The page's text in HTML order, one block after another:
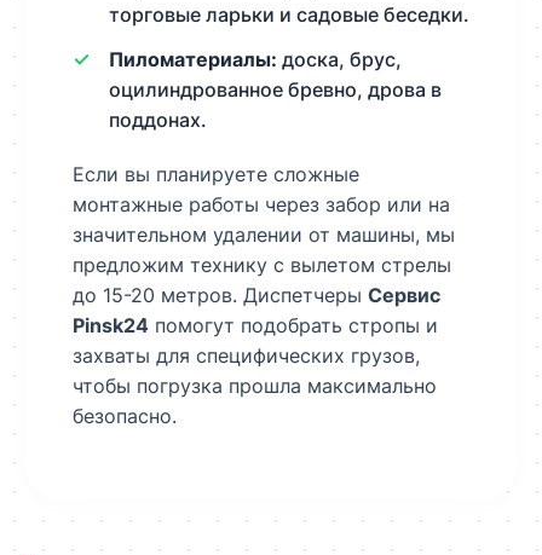
торговые ларьки и садовые беседки.
Пиломатериалы: доска, брус,
оцилиндрованное бревно, дрова в
поддонах.
Если вы планируете сложные
монтажные работы через забор или на
значительном удалении от машины, мы
предложим технику с вылетом стрелы
до 15-20 метров. Диспетчеры Сервис
Pinsk24 помогут подобрать стропы и
захваты для специфических грузов,
чтобы погрузка прошла максимально
безопасно.